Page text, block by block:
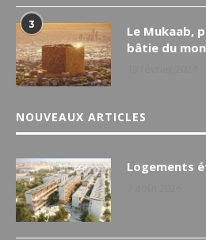
3
Le Mukaab,
bâtie du
NOUVEAUX ARTICLES
Logements